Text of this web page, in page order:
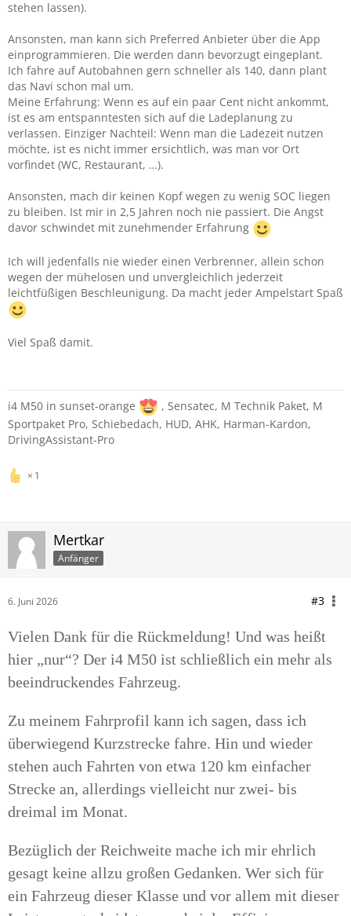
stehen lassen).
Ansonsten, man kann sich Preferred Anbieter über die App
einprogrammieren. Die werden dann bevorzugt eingeplant.
Ich fahre auf Autobahnen gern schneller als 140, dann plant
das Navi schon mal um.
Meine Erfahrung: Wenn es auf ein paar Cent nicht ankommt,
ist es am entspanntesten sich auf die Ladeplanung zu
verlassen. Einziger Nachteil: Wenn man die Ladezeit nutzen
möchte, ist es nicht immer ersichtlich, was man vor Ort
vorfindet (WC, Restaurant, …).
Ansonsten, mach dir keinen Kopf wegen zu wenig SOC liegen
zu bleiben. Ist mir in 2,5 Jahren noch nie passiert. Die Angst
davor schwindet mit zunehmender Erfahrung
Ich will jedenfalls nie wieder einen Verbrenner, allein schon
wegen der mühelosen und unvergleichlich jederzeit
leichtfüßigen Beschleunigung. Da macht jeder Ampelstart Spaß
Viel Spaß damit.
i4 M50 in sunset-orange
, Sensatec, M Technik Paket, M
Sportpaket Pro, Schiebedach, HUD, AHK, Harman-Kardon,
DrivingAssistant-Pro
1
Mertkar
Anfänger
6. Juni 2026 #3
Vielen Dank für die Rückmeldung! Und was heißt
hier „nur“? Der i4 M50 ist schließlich ein mehr als
beeindruckendes Fahrzeug.
Zu meinem Fahrprofil kann ich sagen, dass ich
überwiegend Kurzstrecke fahre. Hin und wieder
stehen auch Fahrten von etwa 120 km einfacher
Strecke an, allerdings vielleicht nur zwei- bis
dreimal im Monat.
Bezüglich der Reichweite mache ich mir ehrlich
gesagt keine allzu großen Gedanken. Wer sich für
ein Fahrzeug dieser Klasse und vor allem mit dieser